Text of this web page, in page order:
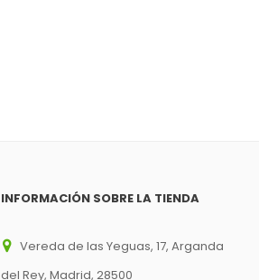
INFORMACIÓN SOBRE LA TIENDA
Vereda de las Yeguas, 17, Arganda
del Rey, Madrid, 28500